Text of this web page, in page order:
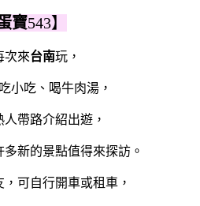
寶543】
次來台南玩，
小吃、喝牛肉湯，
帶路介紹出遊，
新的景點值得來探訪。
可自行開車或租車，